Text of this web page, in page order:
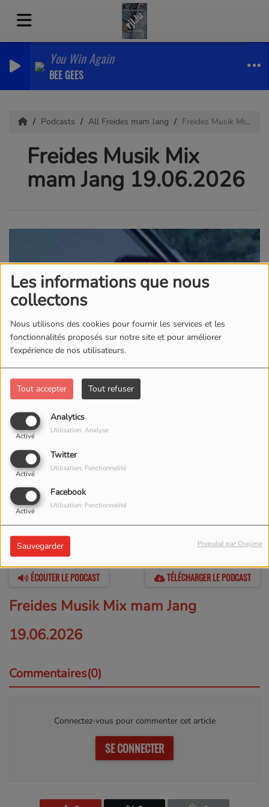
Les informations que nous
collectons
Nous utilisons des cookies pour fournir les services et les
fonctionnalités proposés sur notre site et pour améliorer
l'expérience de nos utilisateurs.
Tout accepter Tout refuser
Analytics
Activé
Utilisation: Analyse
Twitter
Activé
Utilisation: Fonctionnalité
Facebook
Activé
Utilisation: Fonctionnalité
Sauvegarder Propulsé par Orejime
You Win Again
BEE GEES
Podcasts All Freides mam Jang Freides Musik Mix mam Jang 19.06.2026
Freides Musik Mix
mam Jang 19.06.2026
20 JUIN 2026 -
ÉCOUTER LE PODCAST TÉLÉCHARGER LE PODCAST
Freides Musik Mix mam Jang
19.06.2026
Commentaires(0)
Connectez-vous pour commenter cet article
SE CONNECTER